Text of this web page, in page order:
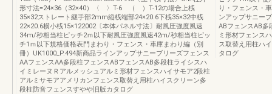
形寸法=24×36（32×40）〈 〉T-6 （ ）T-12の場合上桟
35×32ストレート継手部2mm縦桟端部24×20.6下桟35×32中桟
22×20.6横小桟15×122002〔本体パネル寸法〕耐風圧強度風速
34m/秒相当柱ピッチ2ｍ以下耐風圧強度風速42m/秒相当柱ピッ
チ1ｍ以下規格価格表門まわり・フェンス・車庫まわり編（別
冊）UK1000_P.494新商品ラインアップサニーブリーズフェンス
AAフェンスAA多段柱フェンスABフェンスAB多段柱ライシスハ
イミレーヌＲアルメッシュアルミ形材フェンスハイサモア2段柱
アルミサモアアメリカンフェンス取替え用柱ハイスクリーン多
段柱防音フェンスすやや旧版カタログ
り・フェンス・
ンアップサニー
ABフェンスAB多
ミ形材フェンス
ス取替え用柱ハ
タログ